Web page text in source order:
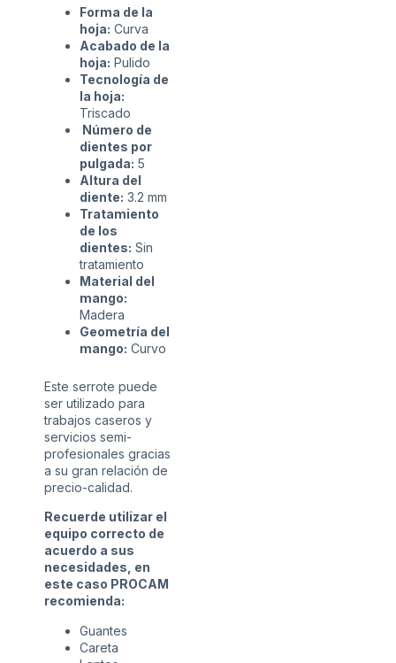
Forma de la
hoja: Curva
Acabado de la
hoja: Pulido
Tecnología de
la hoja:
Triscado
Número de
dientes por
pulgada: 5
Altura del
diente: 3.2 mm
Tratamiento
de los
dientes: Sin
tratamiento
Material del
mango:
Madera
Geometría del
mango: Curvo
Este serrote puede
ser utilizado para
trabajos caseros y
servicios semi-
profesionales gracias
a su gran relación de
precio-calidad.
Recuerde utilizar el
equipo correcto de
acuerdo a sus
necesidades, en
este caso PROCAM
recomienda:
Guantes
Careta